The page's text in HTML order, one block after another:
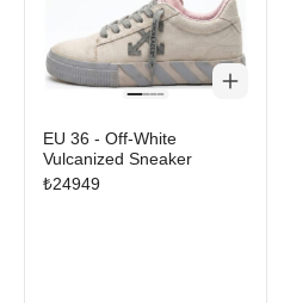
EU 36 - Off-White
Vulcanized Sneaker
₺24949